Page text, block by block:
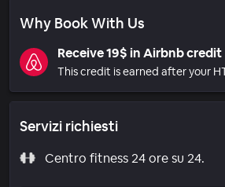
Why Book With Us
Receive 19$ in Airbnb credit
This credit is earned after your
Servizi richiesti
Centro fitness 24 ore su 24.